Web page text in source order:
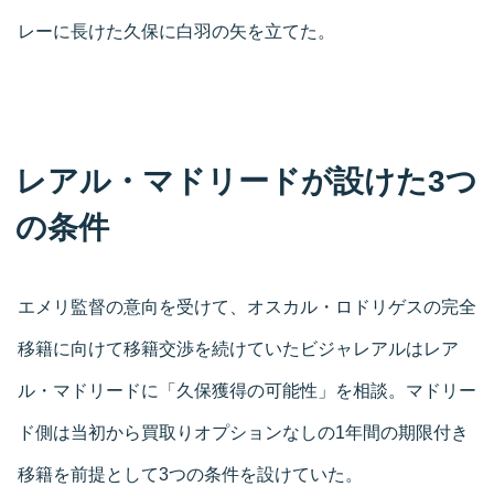
レーに長けた久保に白羽の矢を立てた。
レアル・マドリードが設けた3つ
の条件
エメリ監督の意向を受けて、オスカル・ロドリゲスの完全
移籍に向けて移籍交渉を続けていたビジャレアルはレア
ル・マドリードに「久保獲得の可能性」を相談。マドリー
ド側は当初から買取りオプションなしの1年間の期限付き
移籍を前提として3つの条件を設けていた。